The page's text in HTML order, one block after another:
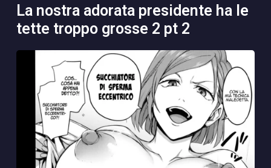
la nostra adorata presidente ha le
tette troppo grosse 2 pt 2